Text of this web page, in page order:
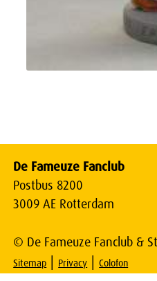
De Fameuze Fanclub
Postbus 8200
3009 AE Rotterdam
© De Fameuze Fanclub &
Sitemap Privacy |Colofon